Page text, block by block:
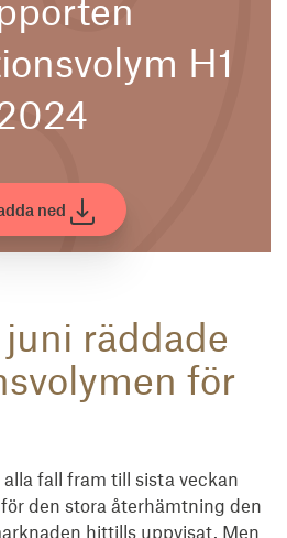
H1
ned
räddade
för
fall fram till sista veckan
den stora återhämtning den
hittills uppvisat. Men